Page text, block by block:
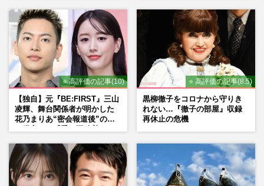
⭐ 高評価の記事(10)
【独自】元『BE:FIRST』三山
凌輝、舞台関係者が明かした
花乃まりあ“密会報道後”の呆
⭐ 高評価の記事(8.5)
黒柳徹子をコロナから守りき
れない…『徹子の部屋』収録
再休止の危機